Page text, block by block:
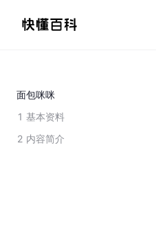
面包咪咪
1 基本资料
2 内容简介